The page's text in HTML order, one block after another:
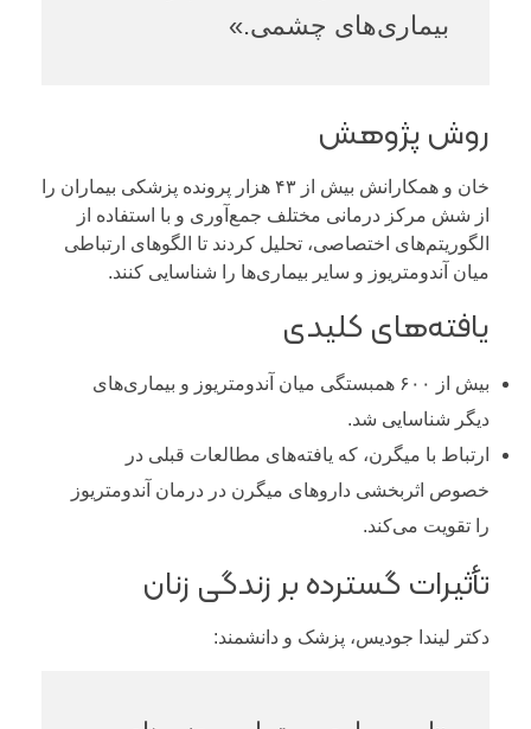
بیماری‌های چشمی.»
روش پژوهش
خان و همکارانش بیش از ۴۳ هزار پرونده پزشکی بیماران را
از شش مرکز درمانی مختلف جمع‌آوری و با استفاده از
الگوریتم‌های اختصاصی، تحلیل کردند تا الگوهای ارتباطی
میان آندومتریوز و سایر بیماری‌ها را شناسایی کنند.
یافته‌های کلیدی
بیش از ۶۰۰ همبستگی میان آندومتریوز و بیماری‌های
دیگر شناسایی شد.
ارتباط با میگرن، که یافته‌های مطالعات قبلی در
خصوص اثربخشی داروهای میگرن در درمان آندومتریوز
را تقویت می‌کند.
تأثیرات گسترده بر زندگی زنان
دکتر لیندا جودیس، پزشک و دانشمند: